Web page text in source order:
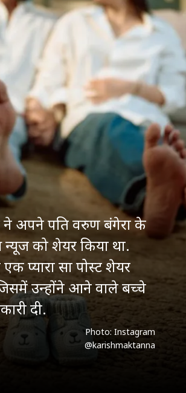
ने अपने पति वरुण बंगेरा के
को शेयर किया था.
प्यारा सा पोस्ट शेयर
उन्होंने आने वाले बच्चे
दी.
Photo: Instagram
@karishmaktanna